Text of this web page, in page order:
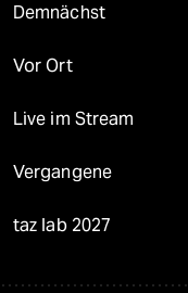
Demnächst
Vor Ort
Live im Stream
Vergangene
taz lab 2027